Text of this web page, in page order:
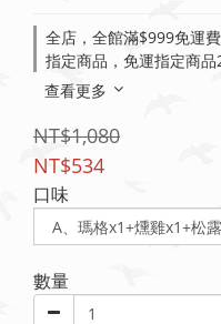
全店，全館滿$999免運費
指定商品，免運指定商品
查看更多
NT$1,080
NT$534
口味
數量